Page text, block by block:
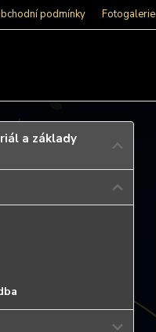
podmínky Fotogalerie
a základy